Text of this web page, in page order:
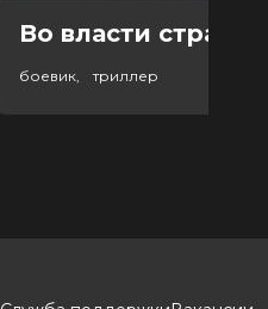
Во власти страха
боевик, триллер